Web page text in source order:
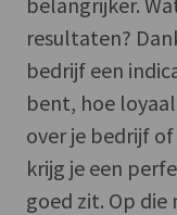
resultaten?
bedrijf een
bent, hoe
over je bedrijf
krijg je een
goed zit. Op